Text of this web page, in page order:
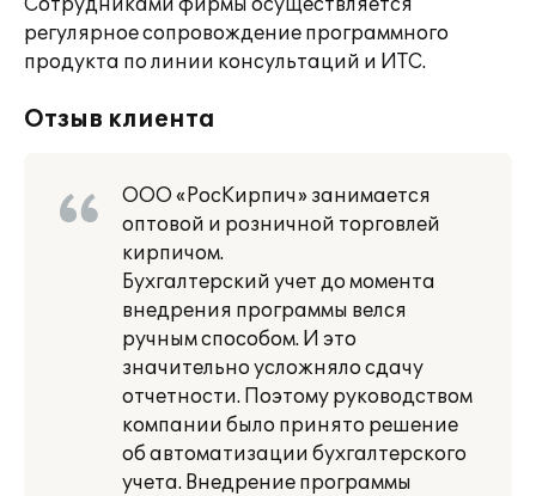
Сотрудниками фирмы осуществляется
регулярное сопровождение программного
продукта по линии консультаций и ИТС.
Отзыв клиента
ООО «РосКирпич» занимается
оптовой и розничной торговлей
кирпичом.
Бухгалтерский учет до момента
внедрения программы велся
ручным способом. И это
значительно усложняло сдачу
отчетности. Поэтому руководством
компании было принято решение
об автоматизации бухгалтерского
учета. Внедрение программы